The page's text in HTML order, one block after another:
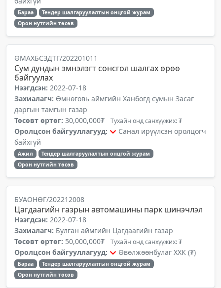
Бараа
Тендер шалгаруулалтын онцгой журам
Орон нутгийн төсөв
ӨМАХБСЗДТГ/202201011
Сум дундын эмнэлэгт сонсгол шалгах өрөө
байгуулах
Нээгдсэн: 2022-07-18
Захиалагч: Өмнөговь аймгийн Ханбогд сумын Засаг
даргын тамгын газар
Төсөвт өртөг: 30,000,000₮ Тухайн онд санхүүжих: ₮
Оролцсон байгууллагууд:
Санал ирүүлсэн оролцогч
байхгүй
Ажил
Тендер шалгаруулалтын онцгой журам
Орон нутгийн төсөв
БУАОНӨГ/202212008
Цагдаагийн газрын автомашины парк шинэчлэл
Нээгдсэн: 2022-07-18
Захиалагч: Булган аймгийн Цагдаагийн газар
Төсөвт өртөг: 50,000,000₮ Тухайн онд санхүүжих: ₮
Оролцсон байгууллагууд: Өвөлжөөнбулаг ХХК (₮)
Бараа
Тендер шалгаруулалтын онцгой журам
Орон нутгийн төсөв